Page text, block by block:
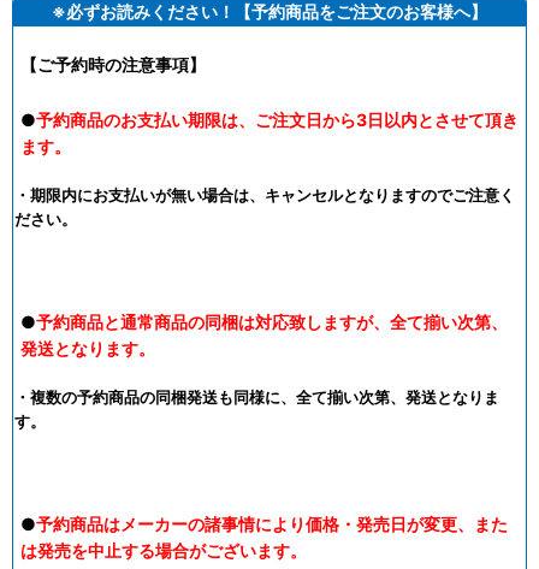
※必ずお読みください！【予約商品をご注文のお客様へ】
【ご予約時の注意事項】
●予約商品のお支払い期限は、ご注文日から3日以内とさせて頂き
ます。
・期限内にお支払いが無い場合は、キャンセルとなりますのでご注意く
ださい。
●予約商品と通常商品の同梱は対応致しますが、全て揃い次第、
発送となります。
・複数の予約商品の同梱発送も同様に、全て揃い次第、発送となりま
す。
●予約商品はメーカーの諸事情により価格・発売日が変更、また
は発売を中止する場合がございます。